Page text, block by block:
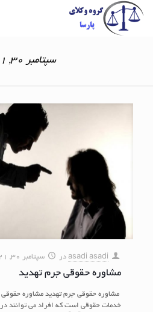
سپتامبر 30, 2021
asadi asadi در سپتامبر 30, 2021
مشاوره حقوقی جرم تهدید
مشاوره حقوقی جرم تهدید مشاوره حقوقی
خدمات حقوقی است که افراد می توانند